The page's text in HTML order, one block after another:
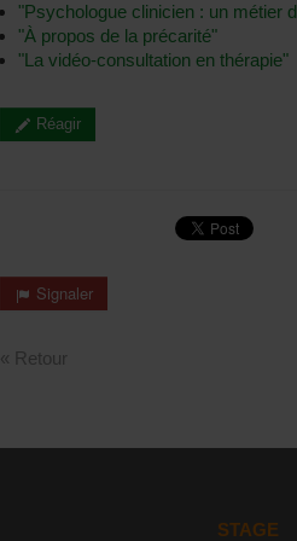
"Psychologue clinicien : un métier
"À propos de la précarité"
"La vidéo-consultation en thérapie"
Réagir
Signaler
« Retour
STAGE